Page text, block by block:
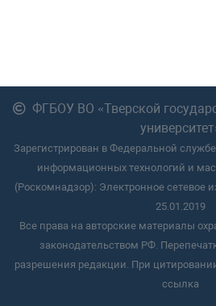
ФГБОУ ВО «Тверской
Зарегистрирован в Федеральной
информационных технологий и
(Роскомнадзор): Электронное сетевое
25.01.2019
Все права на авторские материалы
законодательством РФ.
разрешения редакции. При
ссылка